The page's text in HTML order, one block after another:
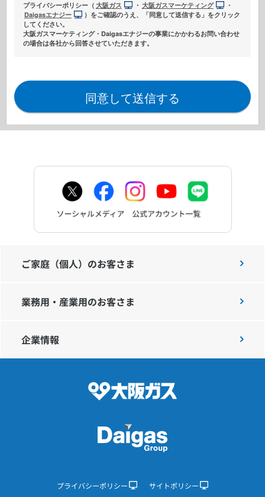
プライバシーポリシー（ 大阪ガス ・ 大阪ガスマーケティング
・
Daigasエナジー
）をご確認のうえ、「同意して送信する」をクリック
してください。
大阪ガスマーケティング・Daigasエナジーの事業にかかわるお問い合わせ
の場合は各社から回答させていただきます。
ご家庭（個人）のお客さま
業務用・産業用のお客さま
企業情報
プライバシーポリシー サイトポリシー